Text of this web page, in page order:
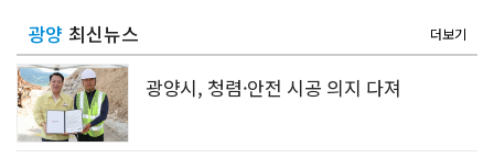
광양 최신뉴스 더보기
광양시, 청렴·안전 시공 의지 다져